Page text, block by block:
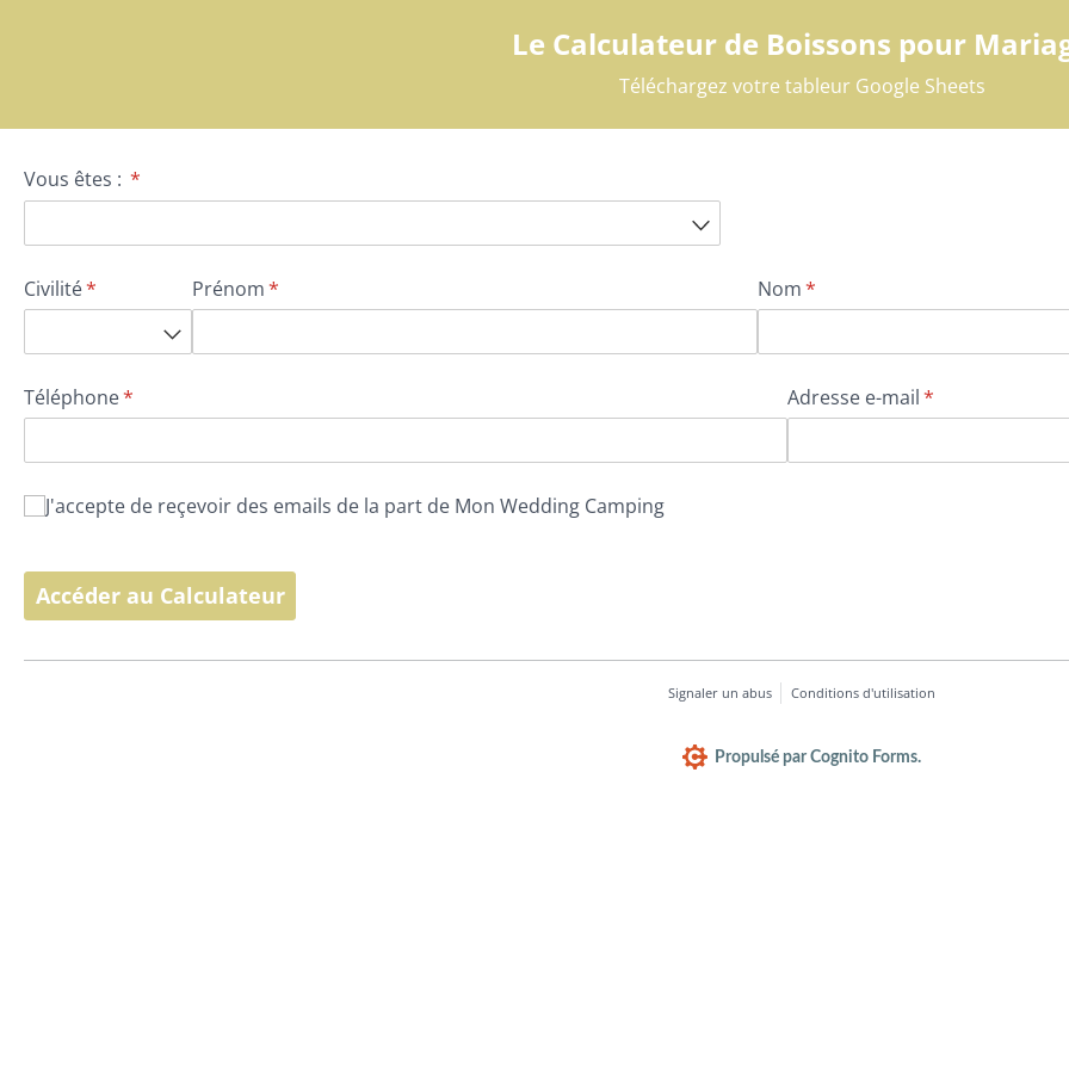
Le Calculateur de Boissons pour
Téléchargez votre tableur Google Sheets
Vous êtes : *
(requis)
Civilité*
(requis) Prénom*
(requis) Nom*
(requis)
Téléphone*
(requis) Adresse e-mail*
(requis)
J'accepte de reçevoir des emails de la part de Mon Wedding Camping
J'accepte de reçevoir des emails de la part de Mon Wedding Camping
Accéder au Calculateur
Signaler un abus Conditions d'utilisation
Propulsé par Cognito Forms.